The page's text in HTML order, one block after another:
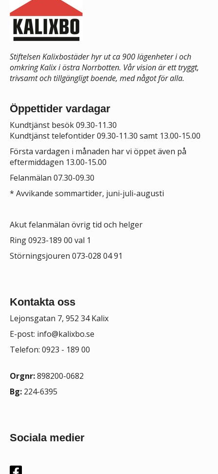
Stiftelsen Kalixbostäder hyr ut ca 900 lägenheter i och
omkring Kalix i östra Norrbotten. Vår vision är ett tryggt,
trivsamt och tillgängligt boende, med något för alla.
Öppettider vardagar
Kundtjänst besök 09.30-11.30
Kundtjänst telefontider 09.30-11.30 samt 13.00-15.00
Första vardagen i månaden har vi öppet även på
eftermiddagen 13.00-15.00
Felanmälan 07.30-09.30
* Avvikande sommartider, juni-juli-augusti
Akut felanmälan övrig tid och helger
Ring 0923-189 00 val 1
Störningsjouren 073-028 04 91
Kontakta oss
Lejonsgatan 7, 952 34 Kalix
E-post: info@kalixbo.se
Telefon: 0923 - 189 00
Orgnr:898200-0682
Bg: 224-6395
Sociala medier